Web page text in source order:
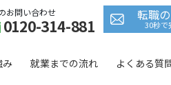
public_html/wp/
お問い合わせ
0120-314-881
転職
30秒で
み 就業までの流れ よくある質